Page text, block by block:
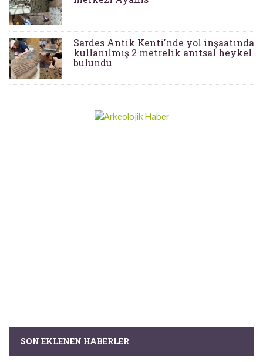
Sardes Antik Kenti'nde yol inşaatında
kullanılmış 2 metrelik anıtsal heykel
bulundu
SON EKLENEN HABERLER